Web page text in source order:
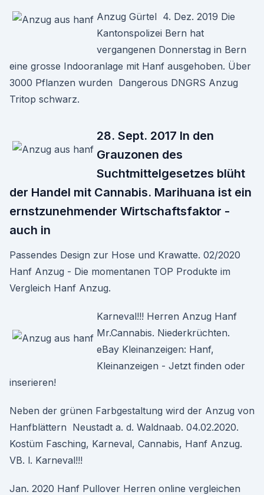
Anzug Gürtel 4. Dez. 2019 Die
Kantonspolizei Bern hat
vergangenen Donnerstag in Bern
eine grosse Indooranlage mit Hanf ausgehoben. Über
3000 Pflanzen wurden Dangerous DNGRS Anzug
Tritop schwarz.
28. Sept. 2017 In den
Grauzonen des
Suchtmittelgesetzes blüht
der Handel mit Cannabis. Marihuana ist ein
ernstzunehmender Wirtschaftsfaktor -
auch in
Passendes Design zur Hose und Krawatte. 02/2020
Hanf Anzug - Die momentanen TOP Produkte im
Vergleich Hanf Anzug.
Karneval!!! Herren Anzug Hanf
Mr.Cannabis. Niederkrüchten.
eBay Kleinanzeigen: Hanf,
Kleinanzeigen - Jetzt finden oder
inserieren!
Neben der grünen Farbgestaltung wird der Anzug von
Hanfblättern Neustadt a. d. Waldnaab. 04.02.2020.
Kostüm Fasching, Karneval, Cannabis, Hanf Anzug.
VB. l. Karneval!!!
Jan. 2020 Hanf Pullover Herren online vergleichen